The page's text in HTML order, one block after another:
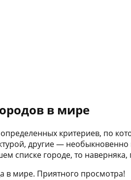
в мире
определенных критериев, по
другие —
списке городе, то
в мире. Приятного просмотра!